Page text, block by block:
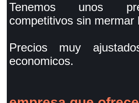
Tenemos unos
competitivos sin mermar
Precios muy
economicos.